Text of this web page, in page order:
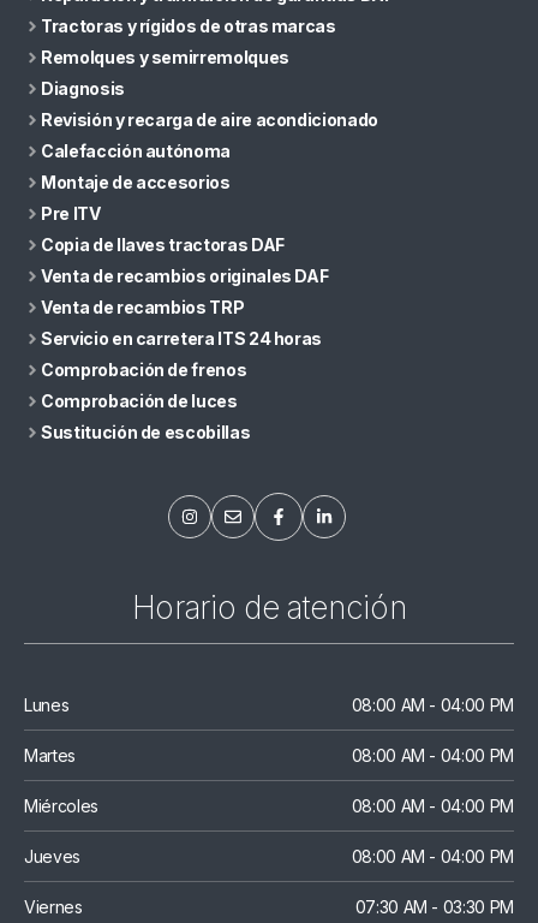
Tractoras y rígidos de otras marcas
Remolques y semirremolques
Diagnosis
Revisión y recarga de aire acondicionado
Calefacción autónoma
Montaje de accesorios
Pre ITV
Copia de llaves tractoras DAF
Venta de recambios originales DAF
Venta de recambios TRP
Servicio en carretera ITS 24 horas
Comprobación de frenos
Comprobación de luces
Sustitución de escobillas
Horario de atención
Lunes 08:00 AM - 04:00 PM
Martes 08:00 AM - 04:00 PM
Miércoles 08:00 AM - 04:00 PM
Jueves 08:00 AM - 04:00 PM
Viernes 07:30 AM - 03:30 PM